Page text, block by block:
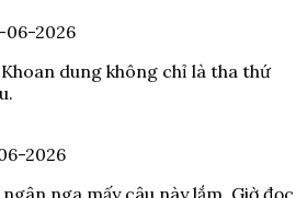
06-2026
dung không chỉ là tha thứ
2026
nga mấy câu này lắm. Giờ đọc